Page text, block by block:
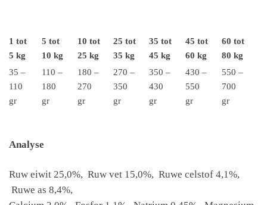
1 tot
5 kg
5 tot
10 kg
10 tot
25 kg
25 tot
35 kg
35 tot
45 kg
45 tot
60 kg
60 tot
80 kg
35 –
110
gr
110 –
180
gr
180 –
270
gr
270 –
350
gr
350 –
430
gr
430 –
550
gr
550 –
700
gr
Analyse
Ruw eiwit 25,0%, Ruw vet 15,0%, Ruwe celstof 4,1%,
Ruwe as 8,4%,